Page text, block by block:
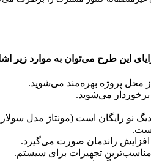
این طرح می‌توان به موارد زیر
محل پروژه بهره‌مند می‌شوید.
نو رایگان است (مونتاژ مدل
راندمان صورت می‌گیرد.
تجهیزات برای سیستم.